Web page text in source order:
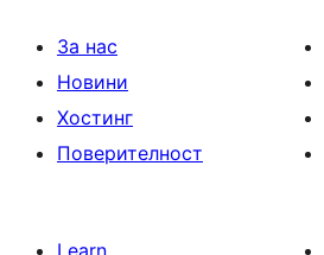
За нас
Новини
Хостинг
Поверителност
Learn